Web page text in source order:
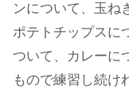
ンについて、玉ね
ポテトチップスに
ついて、カレーに
もので練習し続け